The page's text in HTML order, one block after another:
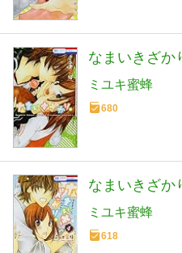
なまいきざか
ミユキ蜜蜂
680
なまいきざか
ミユキ蜜蜂
618